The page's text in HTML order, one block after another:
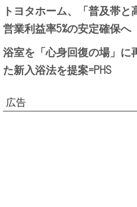
トヨタホーム、「普及帯
営業利益率5%の安定確保へ
浴室を「心身回復の場」に
た新入浴法を提案=PHS
広告